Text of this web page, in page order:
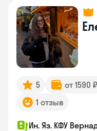
5 от 1590
1 отзыв
Ин. Яз. КФУ